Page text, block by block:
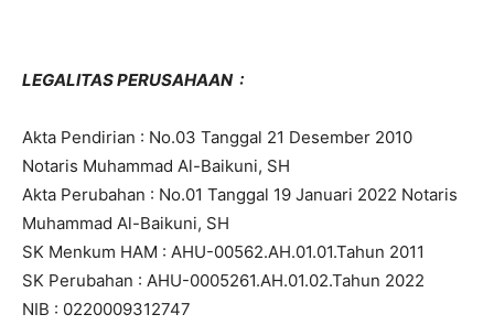
LEGALITAS PERUSAHAAN :
Akta Pendirian : No.03 Tanggal 21 Desember 2010
Notaris Muhammad Al-Baikuni, SH
Akta Perubahan : No.01 Tanggal 19 Januari 2022 Notaris
Muhammad Al-Baikuni, SH
SK Menkum HAM : AHU-00562.AH.01.01.Tahun 2011
SK Perubahan : AHU-0005261.AH.01.02.Tahun 2022
NIB : 0220009312747